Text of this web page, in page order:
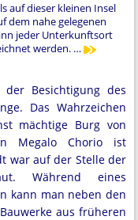
auf dieser kleinen Insel
dem nahe gelegenen
jeder Unterkunftsort
werden. …
der Besichtigung des
Das Wahrzeichen
mächtige Burg von
Megalo Chorio ist
war auf der Stelle der
Während eines
kann man neben den
aus früheren